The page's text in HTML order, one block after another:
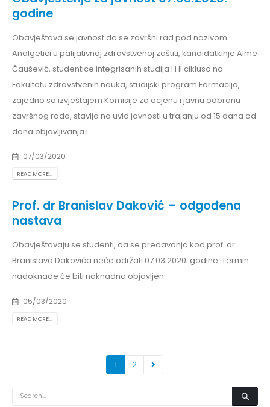
godine
Obavještava se javnost da se završni rad pod nazivom
Analgetici u palijativnoj zdravstvenoj zaštiti, kandidatkinje Alme
Čaušević, studentice integrisanih studija I i II ciklusa na
Fakultetu zdravstvenih nauka, studijski program Farmacija,
zajedno sa izvještajem Komisije za ocjenu i javnu odbranu
završnog rada, stavlja na uvid javnosti u trajanju od 15 dana od
dana objavljivanja i...
07/03/2020
READ MORE...
Prof. dr Branislav Daković – odgođena
nastava
Obavještavaju se studenti, da se predavanja kod prof. dr
Branislava Dakovića neće održati 07.03.2020. godine. Termin
nadoknade će biti naknadno objavljen.
05/03/2020
READ MORE...
1 2